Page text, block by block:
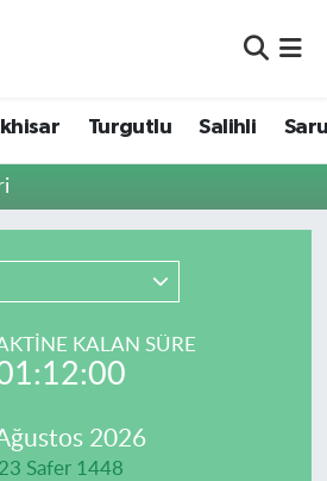
Turgutlu Salihli
KALAN SÜRE
2026
23 Safer 1448
Haritası
ve Fikstür